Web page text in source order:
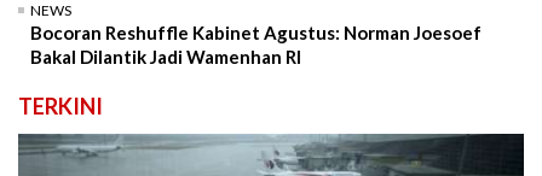
NEWS
Bocoran Reshuffle Kabinet Agustus: Norman Joesoef
Bakal Dilantik Jadi Wamenhan RI
TERKINI